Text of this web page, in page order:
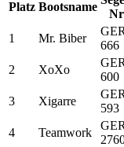
Platz Bootsname
Nr
1
Mr. Biber
GER
666
2 XoXo
GER
600
3 Xigarre
GER
593
4 Teamwork
GER